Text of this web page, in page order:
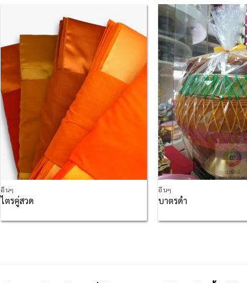
Add to
Wishlist
อื่นๆ
ไตรคู่สวด
อื่นๆ
บาตรดำ